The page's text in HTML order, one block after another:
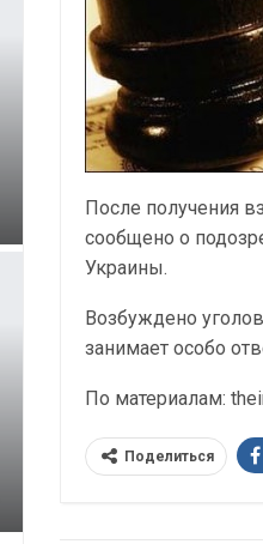
После получения
сообщено о
Украины.
Возбуждено
занимает особо
По материалам:
Поделиться